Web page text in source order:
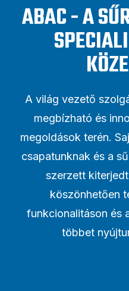
ABAC - A
A világ vezető
megbízható és
megoldások terén.
csapatunknak és a
szerzett
köszönhetően
funkcionalitáson és
többet